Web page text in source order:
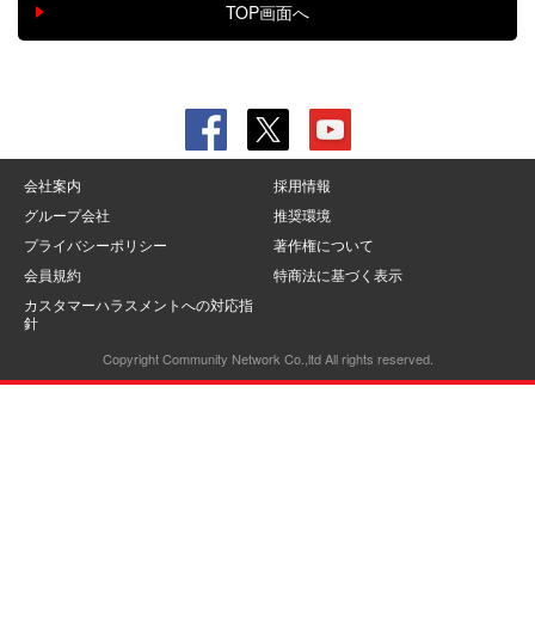
会社案内
採用情報
グループ会社
推奨環境
プライバシーポリシー
著作権について
会員規約
特商法に基づく表示
カスタマーハラスメントへの対応指
針
Copyright Community Network Co.,ltd All rights reserved.